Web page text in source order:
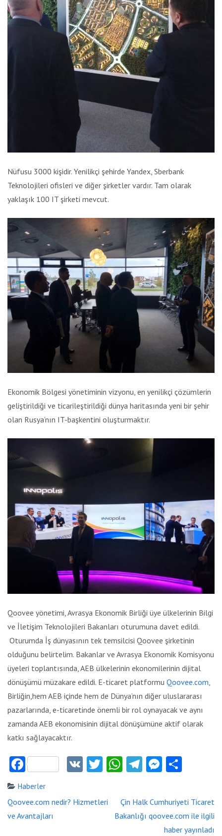
Nüfusu 3000 kişidir. Yenilikçi şehirde Yandex, Sberbank
Teknolojileri ofisleri ve diğer şirketler vardır. Tam olarak
yaklaşık 100 IT şirketi mevcut.
Ekonomik Bölgesi yönetiminin vizyonu, en yenilikçi çözümlerin
geliştirildiği ve ticarileştirildiği dünya haritasında yeni bir şehir
olan Rusya’nın IT-başkentini oluşturmaktır.
Qoovee yönetimi, Avrasya Ekonomik Birliği üye ülkelerinin Bilgi
ve İletişim Teknolojileri Bakanları oturumuna davet edildi.
Oturumda İş dünyasının tek temsilcisi Qoovee şirketinin
olduğunu belirtelim. Bakanlar ve Avrasya Ekonomik Komisyonu
üyeleri toplantısında, AEB ülkelerinin ekonomilerinin dijital
dönüşümü müzakare edildi. E-ticaret platformu Qoovee.com
Birliğin,hem AEB içinde hem de Dünya’nın diğer uluslararası
pazarlarında, e-ticaretinde önemli bir rol oynayacak ve aynı
zamanda AEB ekonomisinin dijital dönüşümüne aktif olarak
katkı sağlayacaktır.
FacebookVK Twitter
WhatsApp
Telegram
Haberler
Yazı
dolaşımı
Qoovee.com nedir? Hizmetleri
ve Avantajları
Çin Halk Cumhuriyeti Ticaret
Bakanlığı qoovee.com ile ilgili
haber yayınladı